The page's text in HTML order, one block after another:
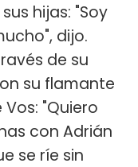
hijas: "Soy
dijo.
de su
su flamante
"Quiero
con Adrián
se ríe sin